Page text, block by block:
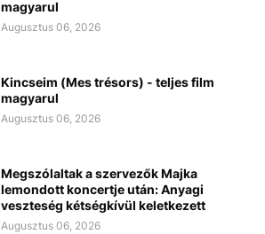
magyarul
Augusztus 06, 2026
Kincseim (Mes trésors) - teljes film
magyarul
Augusztus 06, 2026
Megszólaltak a szervezők Majka
lemondott koncertje után: Anyagi
veszteség kétségkívül keletkezett
Augusztus 06, 2026